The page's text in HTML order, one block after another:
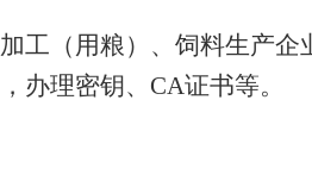
工（用粮）、饲料生产企
办理密钥、CA证书等。